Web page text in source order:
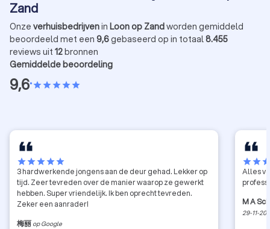
technisch huis accessoire, zoals een wasmachine?
We geven je 3 gouden tips!
Zand
Onze verhuisbedrijvenin Loon op Zandworden gemiddeld
beoordeeld met een 9,6gebaseerd op in totaal8.455
reviews uit 12bronnen
Gemiddelde beoordeling
9,6•starstarstarstarstar
starstarstarstarstar
3 hardwerkende jongens aan de deur gehad. Lekker op
tijd. Zeer tevreden over de manier waarop ze gewerkt
hebben. Super vriendelijk. Ik ben oprecht tevreden.
Zeker een aanrader!
梅丽 op Google
starstar
Alles
M A
29-11-